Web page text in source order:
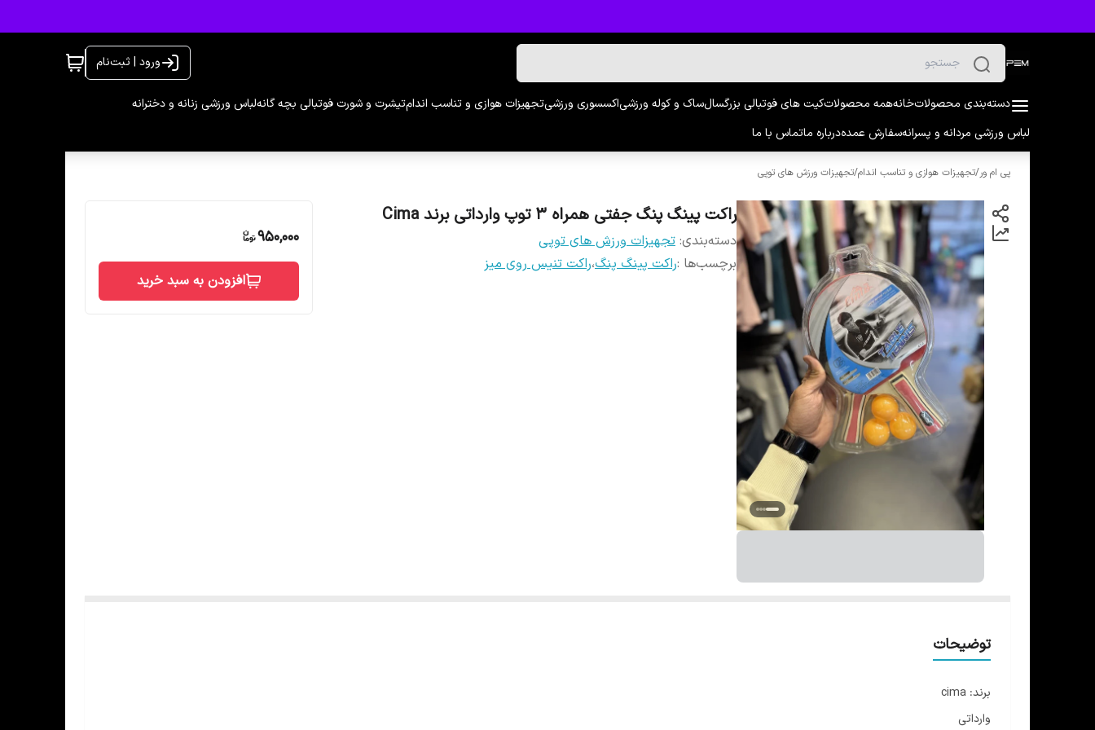
ورود | ثبت‌نام
دسته‌بندی محصولاتخانههمه محصولاتکیت های فوتبالی بزرگسالساک و کوله ورزشیاکسسوری ورزشیتجهیزات هوازی و تناسب اندامتیشرت و شورت فوتبالی بچه گانهلباس ورزشی زنانه و دخترانه
لباس ورزشی مردانه و پسرانهسفارش عمدهدرباره ماتماس با ما
پی ام ور/تجهیزات هوازی و تناسب اندام/تجهیزات ورزش های توپی
راکت پینگ پنگ جفتی همراه 3 توپ وارداتی برند Cima
دسته‌بندی: تجهیزات ورزش های توپی
برچسب‌ها :راکت پینگ پنگ،راکت تنیس روی میز
950,000
افزودن به سبد خرید
توضیحات
برند: cima
وارداتی